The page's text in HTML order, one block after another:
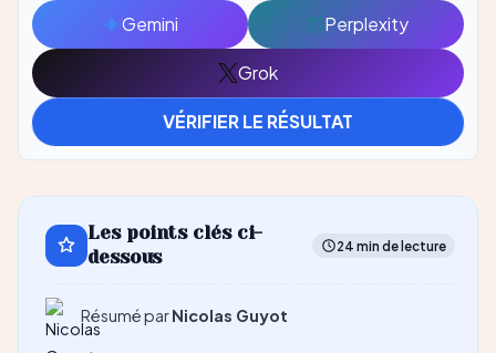
avec
avec
Claude
Gemini
Ouvrir
Perplexity
Ouvrir
Grok
Ouvrir
avec
VÉRIFIER LE RÉSULTAT
Les points clés ci-
dessous
24 min de lecture
Résumé parNicolas Guyot